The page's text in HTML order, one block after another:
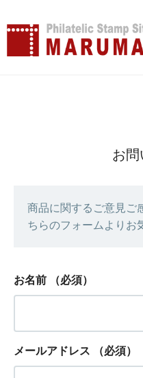
お
商品に関するご意見ご
ちらのフォームよりお
お名前 （必須）
メールアドレス （必須）